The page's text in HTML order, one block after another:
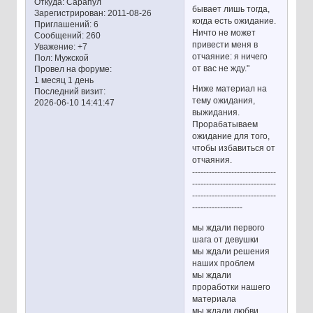
Откуда:Сарапул
Зарегистрирован: 2011-08-26
Приглашений:6
Сообщений:260
Уважение: +7
Пол:Мужской
Провел на форуме:
1 месяц 1 день
Последний визит:
2026-06-10 14:41:47
бывает лишь тогда,
когда есть ожидание.
Ничто не может
привести меня в
отчаяние: я ничего
от вас не жду."
Ниже материал на
тему ожидания,
выжидания.
Прорабатываем
ожидание для того,
чтобы избавиться от
отчаяния.
------------------------------
------------------------------
------------------------------
------------------
мы ждали первого
шага от девушки
мы ждали решения
наших проблем
мы ждали
проработки нашего
материала
мы ждали любви